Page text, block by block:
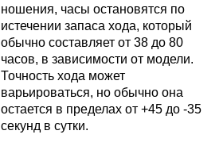
ношения, часы остановятся по
истечении запаса хода, который
обычно составляет от 38 до 80
часов, в зависимости от модели.
Точность хода может
варьироваться, но обычно она
остается в пределах от +45 до -35
секунд в сутки.